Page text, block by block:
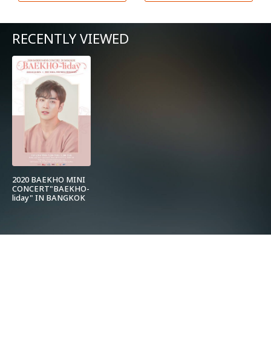
RECENTLY VIEWED
2020 BAEKHO MINI
CONCERT"BAEKHO-
liday" IN BANGKOK